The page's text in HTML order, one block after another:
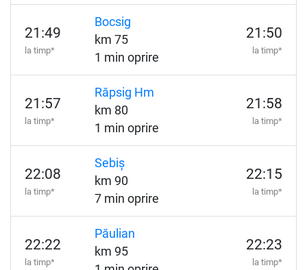
21:49
la timp*
Bocsig
km 75
1 min oprire
21:50
la timp*
21:57
la timp*
Răpsig Hm
km 80
1 min oprire
21:58
la timp*
22:08
la timp*
Sebiș
km 90
7 min oprire
22:15
la timp*
22:22
la timp*
Păulian
km 95
22:23
la timp*